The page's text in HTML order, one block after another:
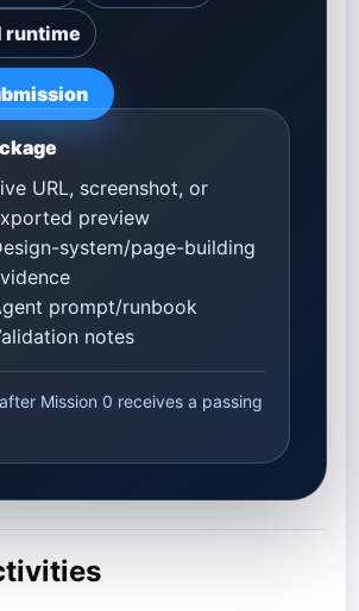
runtime
URL, screenshot, or
preview
system/page-building
prompt/runbook
notes
Mission 0 receives a passing